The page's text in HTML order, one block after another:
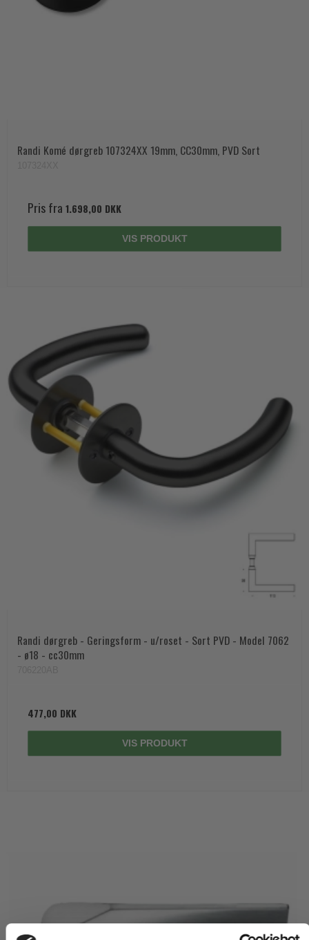
Randi Komé dørgreb 107324XX 19mm, CC30mm, PVD Sort
Pris fra 1.698,00 DKK
VIS PRODUKT
Randi dørgreb - Geringsform - u/roset - Sort PVD - Model 7062
- ø18 - cc30mm
477,00 DKK
VIS PRODUKT